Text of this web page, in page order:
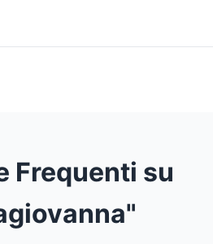
Frequenti su